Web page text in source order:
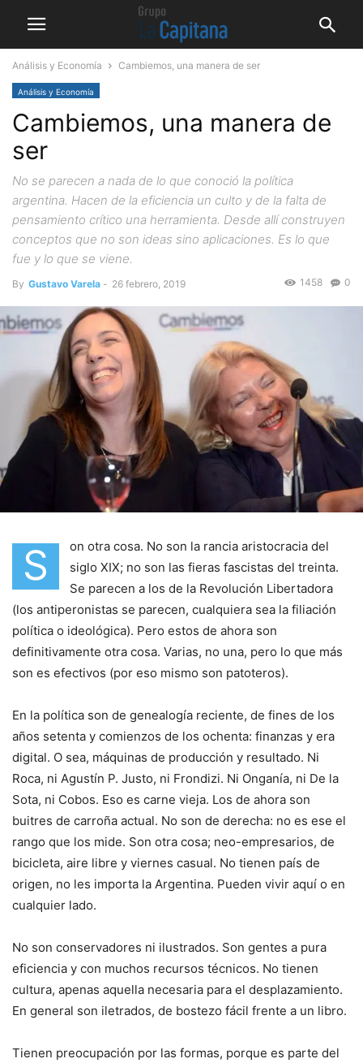
Análisis y Economía Cambiemos, una manera de ser
Análisis y Economía
Cambiemos, una manera de
ser
No se parecen a nada de lo que conoció la política
argentina. Hacen de la eficiencia un culto y de la falta de
pensamiento crítico una herramienta. Desde allí construyen
conceptos que no son ideas sino aplicaciones. Es lo que
fue y lo que se viene.
By Gustavo Varela - 26 febrero, 2019 0
1458
S
on otra cosa. No son la rancia aristocracia del
siglo XIX; no son las fieras fascistas del treinta.
Se parecen a los de la Revolución Libertadora
(los antiperonistas se parecen, cualquiera sea la filiación
política o ideológica). Pero estos de ahora son
definitivamente otra cosa. Varias, no una, pero lo que más
son es efectivos (por eso mismo son patoteros).
En la política son de genealogía reciente, de fines de los
años setenta y comienzos de los ochenta: finanzas y era
digital. O sea, máquinas de producción y resultado. Ni
Roca, ni Agustín P. Justo, ni Frondizi. Ni Onganía, ni De la
Sota, ni Cobos. Eso es carne vieja. Los de ahora son
buitres de carroña actual. No son de derecha: no es ese el
rango que los mide. Son otra cosa; neo-empresarios, de
bicicleta, aire libre y viernes casual. No tienen país de
origen, no les importa la Argentina. Pueden vivir aquí o en
cualquier lado.
No son conservadores ni ilustrados. Son gentes a pura
eficiencia y con muchos recursos técnicos. No tienen
cultura, apenas aquella necesaria para el desplazamiento.
En general son iletrados, de bostezo fácil frente a un libro.
Tienen preocupación por las formas, porque es parte del